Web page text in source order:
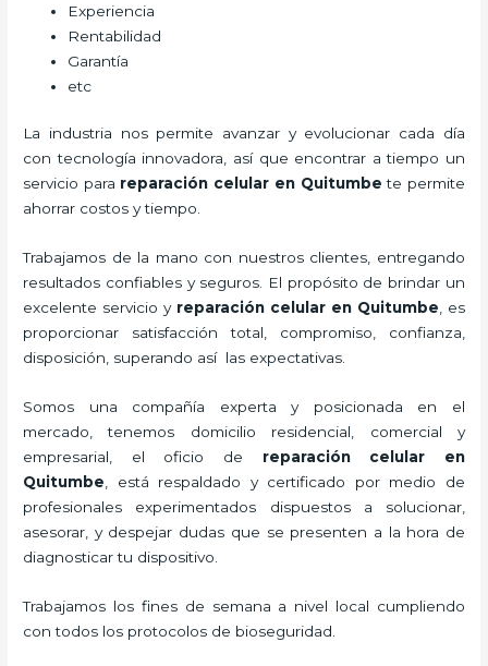
Experiencia
Rentabilidad
Garantía
etc
La industria nos permite avanzar y evolucionar cada día
con tecnología innovadora, así que encontrar a tiempo un
servicio para reparación celular en Quitumbe te permite
ahorrar costos y tiempo.
Trabajamos de la mano con nuestros clientes, entregando
resultados confiables y seguros. El propósito de brindar un
excelente servicio y reparación celular en Quitumbe , es
proporcionar satisfacción total, compromiso, confianza,
disposición, superando así las expectativas.
Somos una compañía experta y posicionada en el
mercado, tenemos domicilio residencial, comercial y
empresarial, el oficio de reparación celular en
Quitumbe , está respaldado y certificado por medio de
profesionales experimentados dispuestos a solucionar,
asesorar, y despejar dudas que se presenten a la hora de
diagnosticar tu dispositivo.
Trabajamos los fines de semana a nivel local cumpliendo
con todos los protocolos de bioseguridad.